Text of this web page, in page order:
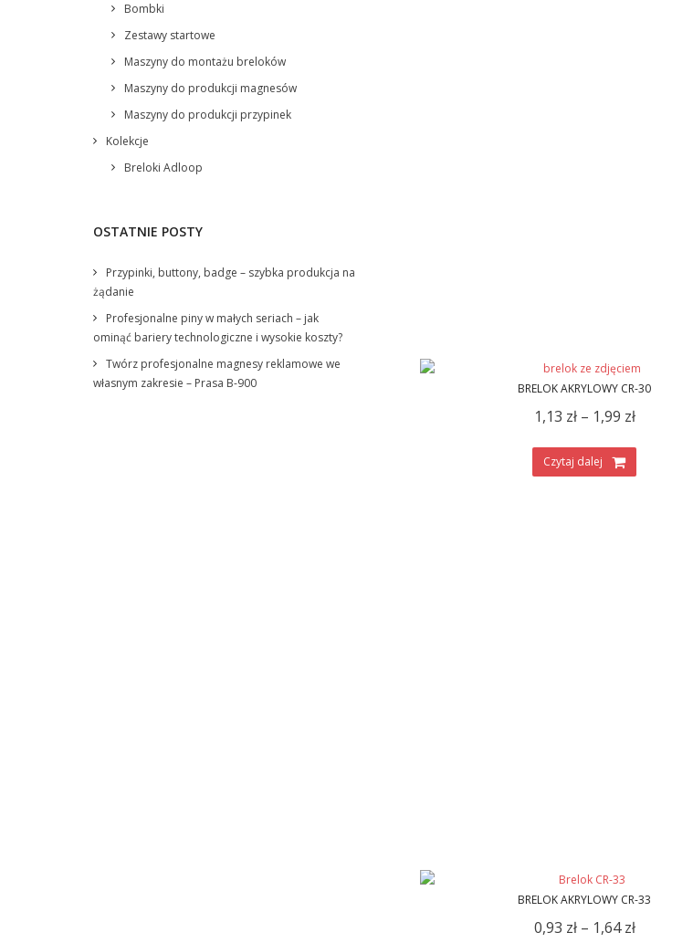
BRELOK AKRYLOWY CR-30
1,13 zł– 1,99 zł
Czytaj dalej
BRELOK AKRYLOWY CR-33
0,93 zł– 1,64zł
Bombki
Zestawy startowe
Maszyny do montażu breloków
Maszyny do produkcji magnesów
Maszyny do produkcji przypinek
Kolekcje
Breloki Adloop
OSTATNIE POSTY
Przypinki, buttony, badge – szybka produkcja na
żądanie
Profesjonalne piny w małych seriach – jak
ominąć bariery technologiczne i wysokie koszty?
Twórz profesjonalne magnesy reklamowe we
własnym zakresie – Prasa B-900